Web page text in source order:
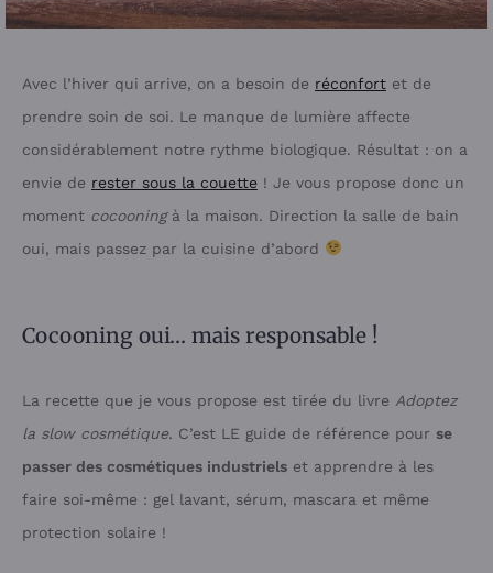
Avec l’hiver qui arrive, on a besoin de réconfort et de
prendre soin de soi. Le manque de lumière affecte
considérablement notre rythme biologique. Résultat : on a
envie de rester sous la couette ! Je vous propose donc un
moment cocooningà la maison. Direction la salle de bain
oui, mais passez par la cuisine d’abord
Cocooning oui… mais responsable !
La recette que je vous propose est tirée du livre Adoptez
la slow cosmétique. C’est LE guide de référence pour se
passer des cosmétiques industriels et apprendre à les
faire soi-même : gel lavant, sérum, mascara et même
protection solaire !